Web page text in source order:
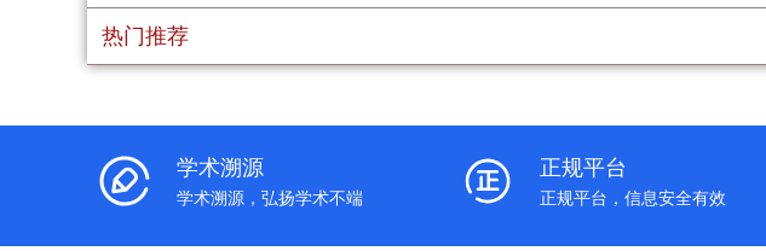
热门推荐
学术溯源
学术溯源，弘扬学术不端
正规平台
正规平台，信息安全有效